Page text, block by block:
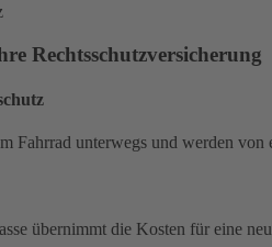
Rechtsschutzversicherung
Fahrrad unterwegs und werden
übernimmt die Kosten für eine